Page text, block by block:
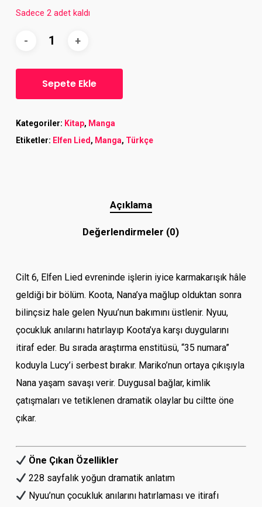
Sadece 2 adet kaldı
Sepete Ekle
Kategoriler: Kitap, Manga
Etiketler: Elfen Lied, Manga, Türkçe
Açıklama
Değerlendirmeler (0)
Cilt 6, Elfen Lied evreninde işlerin iyice karmakarışık hâle
geldiği bir bölüm. Koota, Nana’ya mağlup olduktan sonra
bilinçsiz hale gelen Nyuu’nun bakımını üstlenir. Nyuu,
çocukluk anılarını hatırlayıp Koota’ya karşı duygularını
itiraf eder. Bu sırada araştırma enstitüsü, “35 numara”
koduyla Lucy’i serbest bırakır. Mariko’nun ortaya çıkışıyla
Nana yaşam savaşı verir. Duygusal bağlar, kimlik
çatışmaları ve tetiklenen dramatik olaylar bu ciltte öne
çıkar.
Öne Çıkan Özellikler
228 sayfalık yoğun dramatik anlatım
Nyuu’nun çocukluk anılarını hatırlaması ve itirafı